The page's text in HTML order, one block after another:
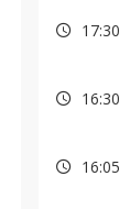
17:30
16:30
16:05